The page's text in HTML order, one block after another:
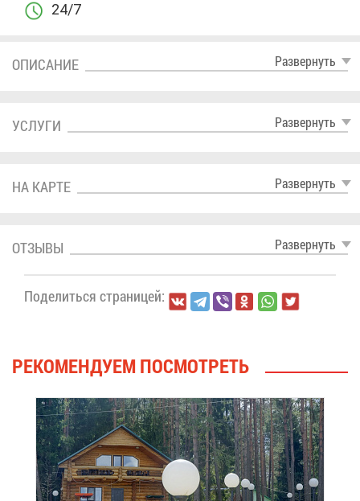
24/7
Раз­вер­нуть
ОПИ­СА­НИЕ
Раз­вер­нуть
УСЛУ­ГИ
Раз­вер­нуть
НА КАР­ТЕ
Раз­вер­нуть
ОТ­ЗЫ­ВЫ
По­де­лить­ся стра­ни­цей:
РЕ­КО­МЕН­ДУ­ЕМ ПО­СМОТ­РЕТЬ